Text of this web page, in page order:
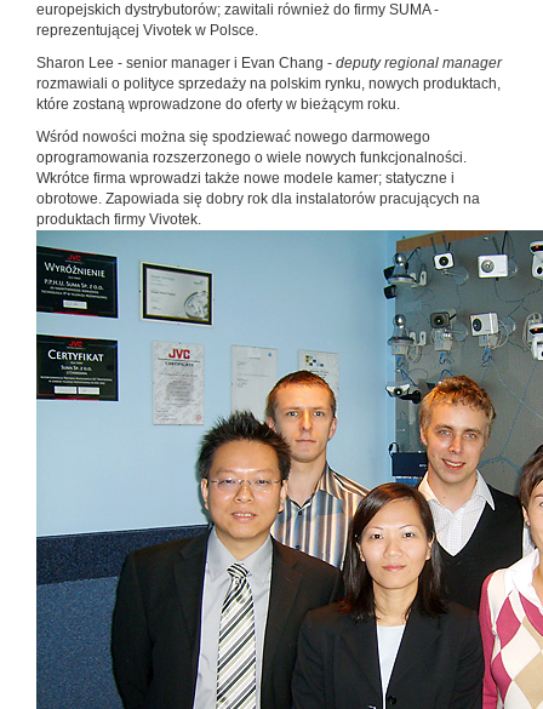
europejskich dystrybutorów; zawitali również do firmy SUMA -
reprezentującej Vivotek w Polsce.
Sharon Lee - senior manager i Evan Chang - deputy regional manager
rozmawiali o polityce sprzedaży na polskim rynku, nowych produktach,
które zostaną wprowadzone do oferty w bieżącym roku.
Wśród nowości można się spodziewać nowego darmowego
oprogramowania rozszerzonego o wiele nowych funkcjonalności.
Wkrótce firma wprowadzi także nowe modele kamer; statyczne i
obrotowe. Zapowiada się dobry rok dla instalatorów pracujących na
produktach firmy Vivotek.